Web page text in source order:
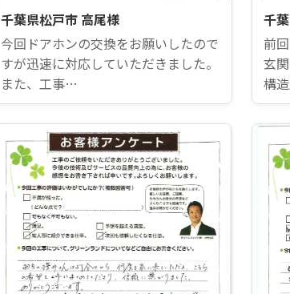
千葉県松戸市 高尾様
今回ドアホンの交換をお願いしたので
すが迅速に対応していただきました。
また、工事…
千
前
玄
構